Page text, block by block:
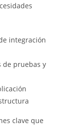
integración
de pruebas y
clave que